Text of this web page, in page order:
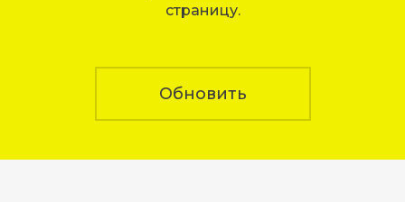
страницу.
Обновить